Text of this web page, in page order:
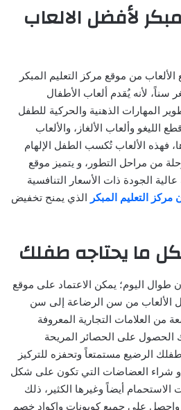
لأفضل الالعاب
من موقع مركز التعليم المبكر
سناً، لأنه يُقدم ألعاب الأطفال
المهارات الذهنية والحركية للطفل
الليغو وألعاب الألغاز، والألعاب
فهذه الألعاب تُكسب الطفل الإلهام
من مراحل التطور، و يتميز موقع
عالية الجودة ذات الأسعار التنافسية
مركز التعليم المبكر الذي يمنح تخفيض
ما يحتاجه طفلك
طوال اليوم؛ يمكن الاعتماد على موقع
الألعاب من سن الرضاعة إلى سن
من العلامات التجارية المعروفة
الحصول على الحصائر المريحة
طفلك الرضيع مستمتعاً وتحفزه للتركيز
شراء العضاضات التي تكون على شكل
الاستحمام أيضاً وغيرها الكثير، ذلك
على جميع كوبونات واكواد خصم